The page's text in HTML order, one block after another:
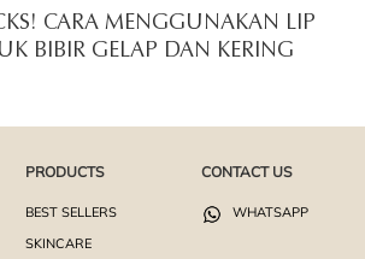
CARA MENGGUNAKAN LIP
BIBIR GELAP DAN KERING
PRODUCTS
BEST SELLERS
SKINCARE
CONTACT US
WHATSAPP